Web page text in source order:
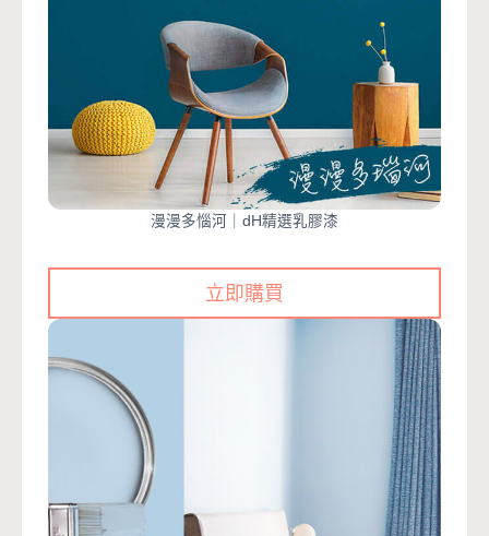
漫漫多惱河｜dH精選乳膠漆
立即購買